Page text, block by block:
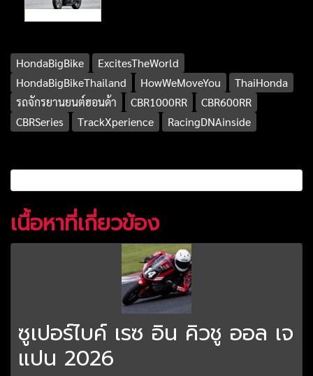
HondaBigBike
ExcitesTheWorld
HondaBigBikeThailand
HowWeMoveYou
ThaiHonda
รถจักรยานยนต์ฮอนด้า
CBR1000RR
CBR600RR
CBRSeries
TrackXperience RacingDNAinside
เนื้อหาที่เกี่ยวข้อง
ซูเปอร์ไบค์ เรซ อิน คิวชู ออล เจ
แปน 2026